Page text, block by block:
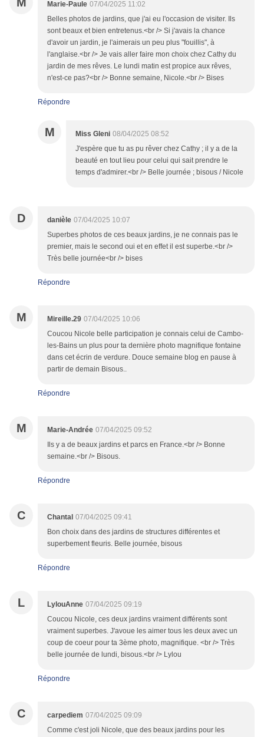
Marie-Paule 07/04/2025 11:02
Belles photos de jardins, que j'ai eu l'occasion de visiter. Ils
sont beaux et bien entretenus.<br /> Si j'avais la chance
d'avoir un jardin, je l'aimerais un peu plus "fouillis", à
l'anglaise.<br /> Je vais aller faire mon choix chez Cathy du
jardin de mes rêves. Le lundi matin est propice aux rêves,
n'est-ce pas?<br /> Bonne semaine, Nicole.<br /> Bises
Répondre
M Miss Gleni 08/04/2025 08:52
J'espère que tu as pu rêver chez Cathy ; il y a de la
beauté en tout lieu pour celui qui sait prendre le
temps d'admirer.<br /> Belle journée ; bisous / Nicole
D danièle 07/04/2025 10:07
Superbes photos de ces beaux jardins, je ne connais pas le
premier, mais le second oui et en effet il est superbe.<br />
Très belle journée<br /> bises
Répondre
M Mireille.29 07/04/2025 10:06
Coucou Nicole belle participation je connais celui de Cambo-
les-Bains un plus pour ta dernière photo magnifique fontaine
dans cet écrin de verdure. Douce semaine blog en pause à
partir de demain Bisous..
Répondre
M Marie-Andrée 07/04/2025 09:52
Ils y a de beaux jardins et parcs en France.<br /> Bonne
semaine.<br /> Bisous.
Répondre
C Chantal 07/04/2025 09:41
Bon choix dans des jardins de structures différentes et
superbement fleuris. Belle journée, bisous
Répondre
L LylouAnne 07/04/2025 09:19
Coucou Nicole, ces deux jardins vraiment différents sont
vraiment superbes. J'avoue les aimer tous les deux avec un
coup de coeur pour ta 3ème photo, magnifique. <br /> Très
belle journée de lundi, bisous.<br /> Lylou
Répondre
C carpediem 07/04/2025 09:09
Comme c'est joli Nicole, que des beaux jardins pour les